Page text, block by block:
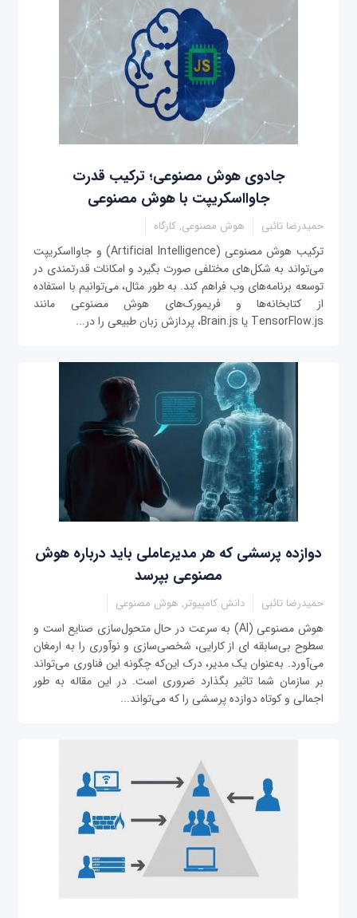
جادوی هوش مصنوعی؛ ترکیب قدرت
جاوااسکریپت با هوش مصنوعی
حمیدرضا تائبی هوش مصنوعی, کارگاه
ترکیب هوش مصنوعی (Artificial Intelligence) و جاوااسکریپت
می‌تواند به شکل‌های مختلفی صورت بگیرد و امکانات قدرتمندی در
توسعه برنامه‌های وب فراهم کند. به طور مثال، می‌توانیم با استفاده
از کتابخانه‌ها و فریمورک‌های هوش مصنوعی مانند
TensorFlow.js یا Brain.js، پردازش زبان طبیعی را در...
دوازده پرسشی که هر مدیرعاملی باید درباره هوش
مصنوعی بپرسد
حمیدرضا تائبی دانش کامپیوتر, هوش مصنوعی
هوش مصنوعی (AI) به سرعت در حال متحول‌سازی صنایع است و
سطوح بی‌سابقه ای از کارایی، شخصی‌سازی و نوآوری را به ارمغان
می‌آورد. به‌عنوان یک مدیر، درک این‌که چگونه این فناوری می‌تواند
بر سازمان شما تاثیر بگذارد ضروری است. در این مقاله به طور
اجمالی و کوتاه دوازده پرسشی را که می‌تواند...